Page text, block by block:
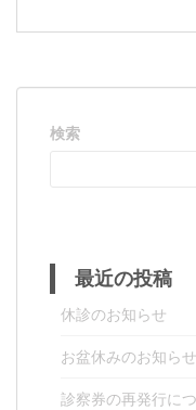
検索
最近の投稿
休診のお知らせ
お盆休みのお知らせ
診察券の再発行に